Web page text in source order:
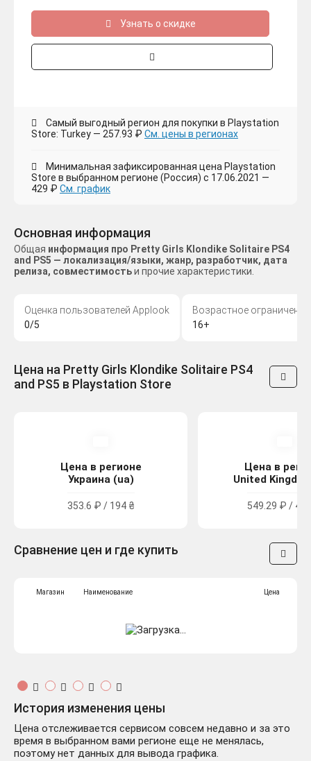
Узнать о скидке
Самый выгодный регион для покупки в Playstation
Store: Turkey — 257.93 ₽ См. цены в регионах
Минимальная зафиксированная цена Playstation
Store в выбранном регионе (Россия) с 17.06.2021 —
429 ₽ См. график
Основная информация
Общая информация про Pretty Girls Klondike Solitaire PS4
and PS5 — локализация/языки, жанр, разработчик, дата
релиза, совместимостьи прочие характеристики.
Оценка пользователей Applook
0/5
Возрастное ограничение
16+
Цена на Pretty Girls Klondike Solitaire PS4
and PS5 в Playstation Store
Цена в регионе
Украина (ua)
353.6 ₽ / 194 ₴
Цена в
United
549.29 ₽ /
Сравнение цен и где купить
Магазин Наименование Цена
История изменения цены
Цена отслеживается сервисом совсем недавно и за это
время в выбранном вами регионе еще не менялась,
поэтому нет данных для вывода графика.